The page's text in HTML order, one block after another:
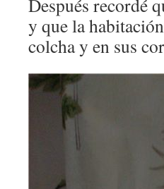
Después recordé
y que la
colcha y en sus